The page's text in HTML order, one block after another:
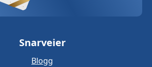
Snarveier
Blogg